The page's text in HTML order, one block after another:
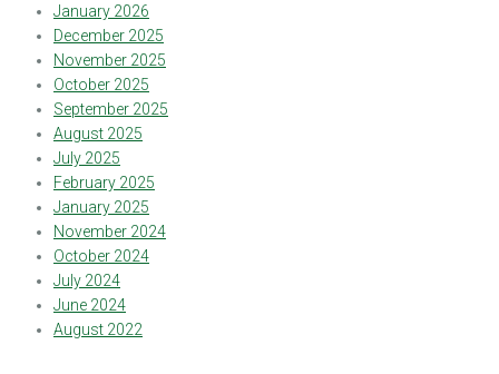
January 2026
December 2025
November 2025
October 2025
September 2025
August 2025
July 2025
February 2025
January 2025
November 2024
October 2024
July 2024
June 2024
August 2022